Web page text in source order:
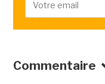
Commentaire